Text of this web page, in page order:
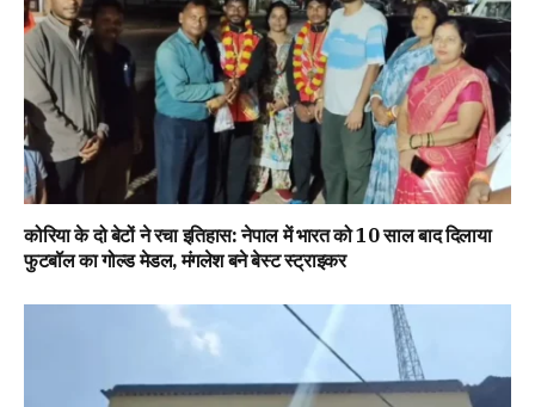
कोरिया के दो बेटों ने रचा इतिहास: नेपाल में भारत को 10 साल बाद दिलाया
फुटबॉल का गोल्ड मेडल, मंगलेश बने बेस्ट स्ट्राइकर